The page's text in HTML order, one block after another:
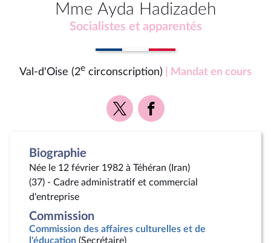
Mme Ayda Hadizadeh
Socialistes et apparentés
Val-d'Oise (2e circonscription) | Mandat en cours
Voir
la
Voir
la
Biographie
Née le 12 février 1982 à Téhéran (Iran)
(37) - Cadre administratif et commercial
d'entreprise
Commission
Commission des affaires culturelles et de
l'éducation (Secrétaire)